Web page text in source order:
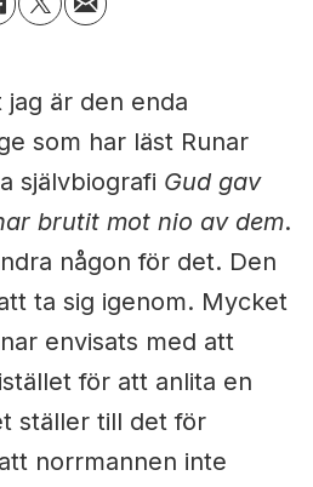
är den enda
som har läst Runar
självbiografi Gud gav
brutit mot nio av dem.
någon för det. Den
ta sig igenom. Mycket
envisats med att
för att anlita en
ställer till det för
norrmannen inte